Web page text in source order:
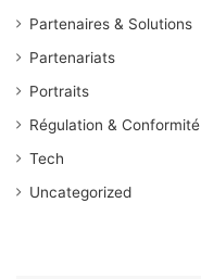
Partenaires & Solutions
Partenariats
Portraits
Régulation & Conformité
Tech
Uncategorized